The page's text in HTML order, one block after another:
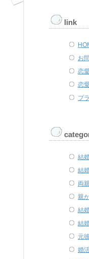
link
お
恋
恋
プ
結
結
両
親
結
結
元
婚